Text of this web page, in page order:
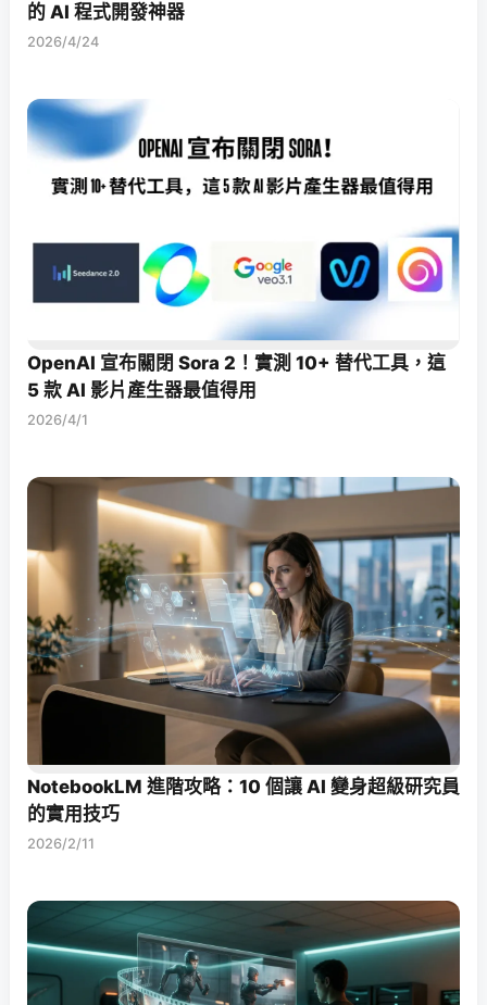
的 AI 程式開發神器
2026/4/24
OpenAI 宣布關閉 Sora 2！實測 10+ 替代工具，這
5 款 AI 影片產生器最值得用
2026/4/1
NotebookLM 進階攻略：10 個讓 AI 變身超級研究員
的實用技巧
2026/2/11